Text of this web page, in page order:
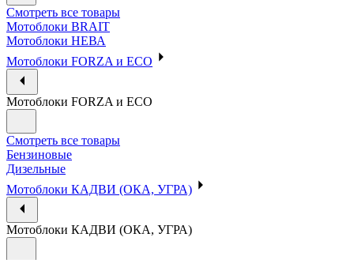
Смотреть все товары
Мотоблоки BRAIT
Мотоблоки НЕВА
Мотоблоки FORZA и ECO
Мотоблоки FORZA и ECO
Смотреть все товары
Бензиновые
Дизельные
Мотоблоки КАДВИ (ОКА, УГРА)
Мотоблоки КАДВИ (ОКА, УГРА)